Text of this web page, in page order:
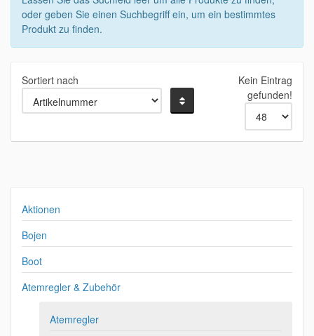
oder geben Sie einen Suchbegriff ein, um ein bestimmtes
Produkt zu finden.
Sortiert nach
Kein Eintrag
gefunden!
Aktionen
Bojen
Boot
Atemregler & Zubehör
Atemregler